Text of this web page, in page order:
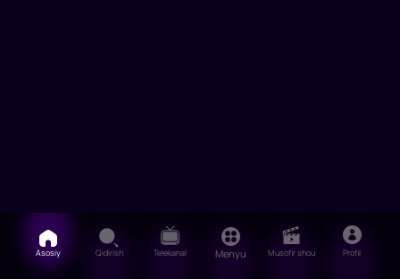
Asosiy Qidirish Telekanal Menyu Musofir shou Profil